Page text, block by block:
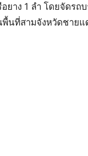
อยาง 1 ลำ โดยจัดร
พื้นที่สามจังหวัดชาย